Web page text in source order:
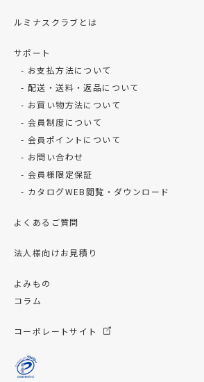
ルミナスクラブとは
サポート
お支払方法について
配送・送料・返品について
お買い物方法について
会員制度について
会員ポイントについて
お問い合わせ
会員様限定保証
カタログWEB閲覧・ダウンロード
よくあるご質問
法人様向けお見積り
よみもの
コラム
コーポレートサイト